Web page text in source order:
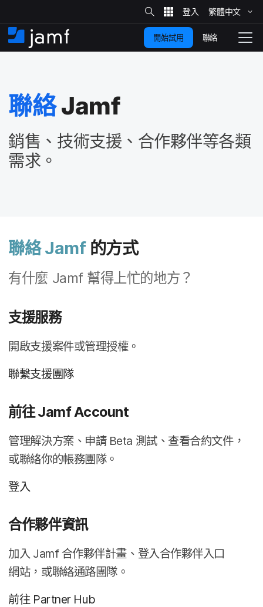
​
至
​
內
容
網
站
​搜
尋
繁體​中文
住
家
切
換
開始試用 聯絡
聯絡Jamf
銷售、​技術​支援、​合作​夥伴​等​各​類​
需求。
聯絡Jamf 的​方式
有​什麼 Jamf 幫得​上忙​的​地方？
支援​服務
開啟​支援​案件​或​管理​授權。
聯繫​支援團隊
前往Jamf Account
管理​解決​方案、​申請Beta 測試、​查​看​合約​文件，​
或​聯絡你​的​帳務​團隊。
登入
合作​夥伴​資訊
加入 Jamf 合作​夥伴​計畫、​登入​合作夥伴​入口​
網站，​或​聯絡​通路​團隊。
前往Partner Hub